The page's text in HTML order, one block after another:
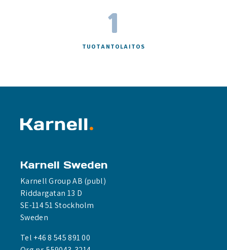
1
TUOTANTOLAITOS
Karnell Sweden
Karnell Group AB (publ)
Riddargatan 13 D
SE-114 51 Stockholm
Sweden
Tel +46 8 545 891 00